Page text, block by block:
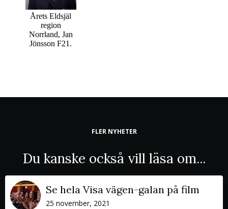
Årets Eldsjäl
region
Norrland, Jan
Jönsson F21.
FLER NYHETER
Du kanske också vill läsa om...
Se hela Visa vägen-galan på film
25 november, 2021